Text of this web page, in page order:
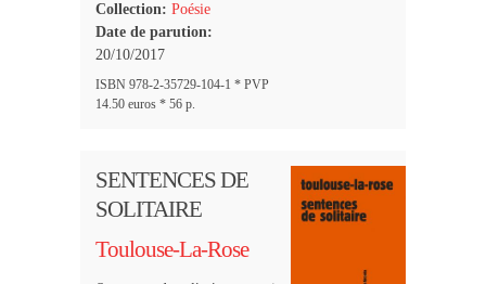
Collection: Poésie
Date de parution:
20/10/2017
ISBN 978-2-35729-104-1 * PVP
14.50 euros * 56 p.
SENTENCES DE
SOLITAIRE
Toulouse-La-Rose